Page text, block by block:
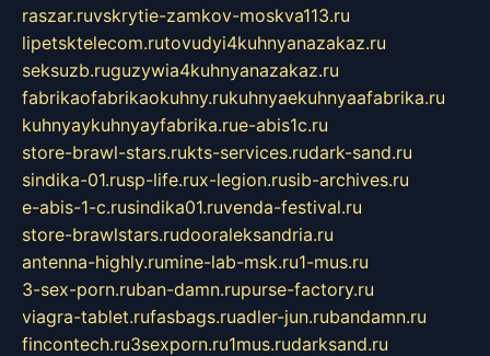
raszar.ruvskrytie-zamkov-moskva113.ru
lipetsktelecom.rutovudyi4kuhnyanazakaz.ru
seksuzb.ruguzywia4kuhnyanazakaz.ru
fabrikaofabrikaokuhny.rukuhnyaekuhnyaafabrika.ru
kuhnyaykuhnyayfabrika.rue-abis1c.ru
store-brawl-stars.rukts-services.rudark-sand.ru
sindika-01.rusp-life.rux-legion.rusib-archives.ru
e-abis-1-c.rusindika01.ruvenda-festival.ru
store-brawlstars.rudooraleksandria.ru
antenna-highly.rumine-lab-msk.ru1-mus.ru
3-sex-porn.ruban-damn.rupurse-factory.ru
viagra-tablet.rufasbags.ruadler-jun.rubandamn.ru
fincontech.ru3sexporn.ru1mus.rudarksand.ru